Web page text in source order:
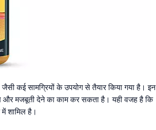
कई सामग्रियों के उपयोग से तैयार किया गया है। इन
और मजबूती देने का काम कर सकता है। यही वजह है कि
शामिल है।